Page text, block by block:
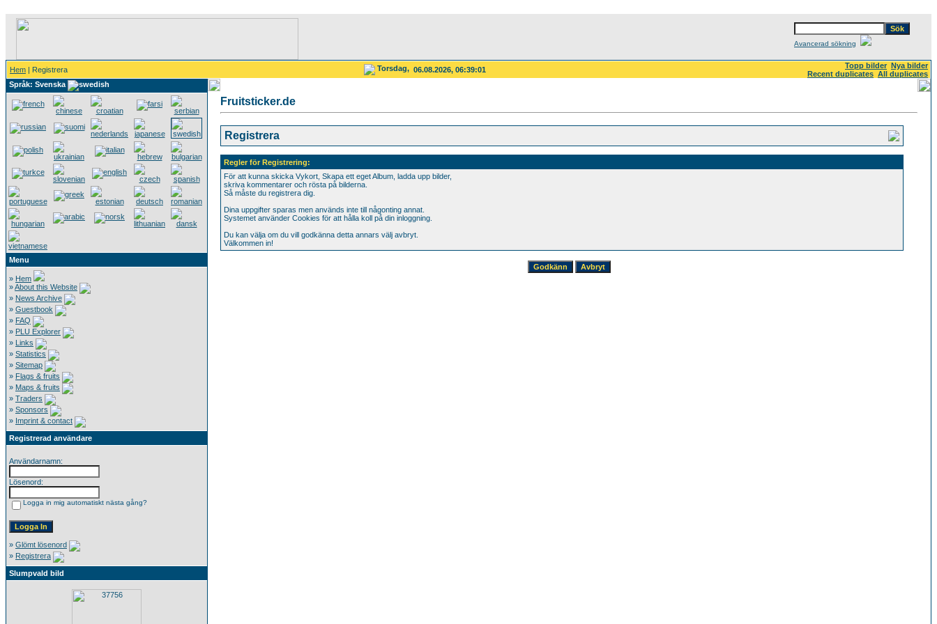
Avancerad sökning
Hem | Registrera Torsdag, 06.08.2026, 06:39:01 Topp bilder Nya bilder
Recent duplicates All duplicates
Språk: Svenska
Menu
» Hem
»About this Website
» News Archive
» Guestbook
» FAQ
» PLU Explorer
» Links
» Statistics
» Sitemap
» Flags & fruits
» Maps & fruits
» Traders
» Sponsors
» Imprint & contact
Registrerad användare
Användarnamn:
Lösenord:
Logga in mig automatiskt nästa gång?
» Glömt lösenord
» Registrera
Slumpvald bild
Fruitsticker.de
Registrera
Regler för Registrering:
För att kunna skicka Vykort, Skapa ett eget Album, ladda upp bilder,
skriva kommentarer och rösta på bilderna.
Så måste du registrera dig.
Dina uppgifter sparas men används inte till någonting annat.
Systemet använder Cookies för att hålla koll på din inloggning.
Du kan välja om du vill godkänna detta annars välj avbryt.
Välkommen in!